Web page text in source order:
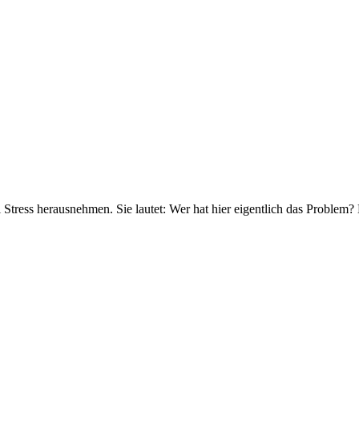
herausnehmen. Sie lautet: Wer hat hier eigentlich das Problem?